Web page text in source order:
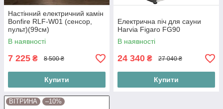
Настінний електричний камін
Bonfire RLF-W01 (сенсор,
пульт)(99см)
В наявності
7 225 ₴ 8 500 ₴
Купити
Електрична піч для сауни
Harvia Figaro FG90
В наявності
24 340 ₴ 27 040 ₴
Купити
ВІТРИНА –10%